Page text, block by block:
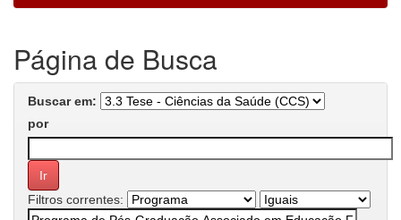
Página de Busca
Buscar em:
por
Filtros correntes: